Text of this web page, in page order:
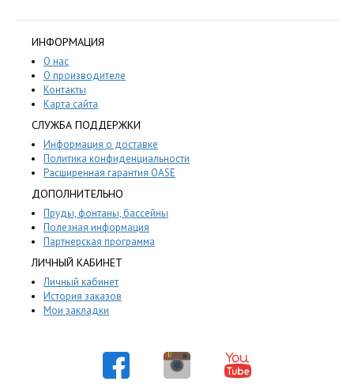
ИНФОРМАЦИЯ
О нас
О производителе
Контакты
Карта сайта
СЛУЖБА ПОДДЕРЖКИ
Информация о доставке
Политика конфиденциальности
Расширенная гарантия OASE
ДОПОЛНИТЕЛЬНО
Пруды, фонтаны, бассейны
Полезная информация
Партнерская программа
ЛИЧНЫЙ КАБИНЕТ
Личный кабинет
История заказов
Мои закладки